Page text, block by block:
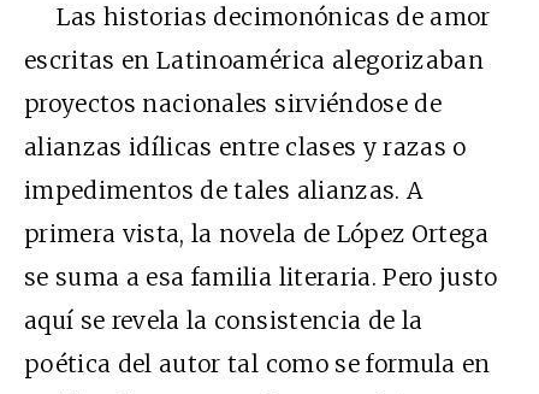
Las historias decimonónicas de amor
escritas en Latinoamérica alegorizaban
proyectos nacionales sirviéndose de
alianzas idílicas entre clases y razas o
impedimentos de tales alianzas. A
primera vista, la novela de López Ortega
se suma a esa familia literaria. Pero justo
aquí se revela la consistencia de la
poética del autor tal como se formula en